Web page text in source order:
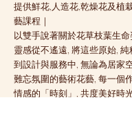
提供鮮花,人造花,乾燥花及植
藝課程｜
以雙手說著關於花草枝葉生命
靈感從不遙遠, 將這些原始,
到設計與服務中, 無論為居家
難忘氛圍的藝術花藝, 每一個
情感的「時刻」, 共度美好時